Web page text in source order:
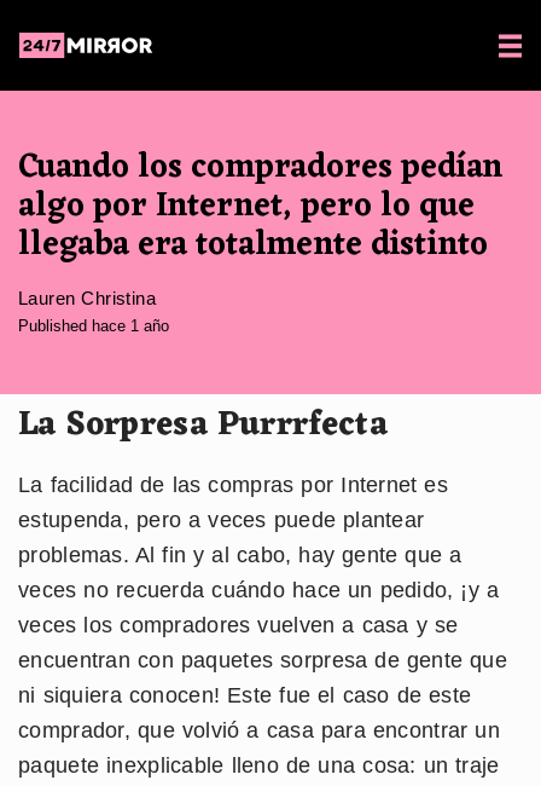
Cuando los compradores pedían
algo por Internet, pero lo que
llegaba era totalmente distinto
Lauren Christina
Published hace 1 año
La Sorpresa Purrrfecta
La facilidad de las compras por Internet es
estupenda, pero a veces puede plantear
problemas. Al fin y al cabo, hay gente que a
veces no recuerda cuándo hace un pedido, ¡y a
veces los compradores vuelven a casa y se
encuentran con paquetes sorpresa de gente que
ni siquiera conocen! Este fue el caso de este
comprador, que volvió a casa para encontrar un
paquete inexplicable lleno de una cosa: un traje